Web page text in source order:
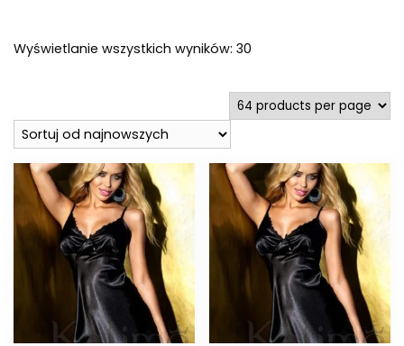
Wyświetlanie wszystkich wyników: 30
najnowszych